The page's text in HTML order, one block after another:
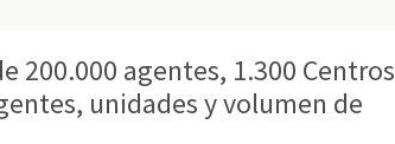
200.000 agentes, 1.300 Centros
unidades y volumen de